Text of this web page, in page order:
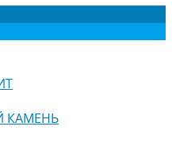
КАМЕНЬ